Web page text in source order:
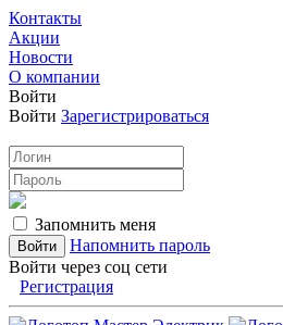
Контакты
Акции
Новости
О компании
Войти
Войти Зарегистрироваться
Запомнить меня
Напомнить пароль
Войти через соц сети
Регистрация